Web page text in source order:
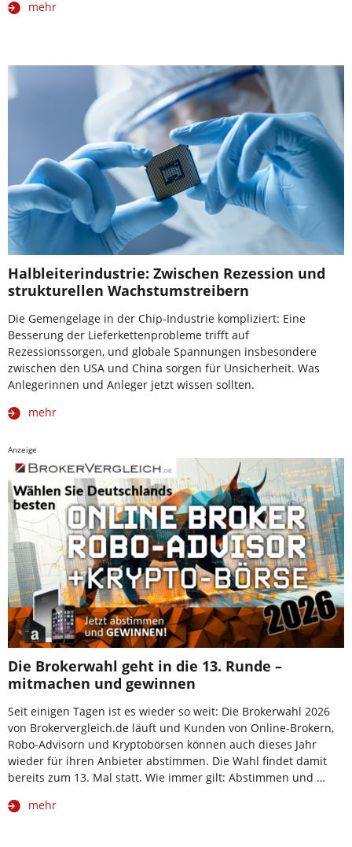
mehr
Halbleiterindustrie: Zwischen Rezession und
strukturellen Wachstumstreibern
Die Gemengelage in der Chip-Industrie kompliziert: Eine
Besserung der Lieferkettenprobleme trifft auf
Rezessionssorgen, und globale Spannungen insbesondere
zwischen den USA und China sorgen für Unsicherheit. Was
Anlegerinnen und Anleger jetzt wissen sollten.
mehr
Anzeige
Die Brokerwahl geht in die 13. Runde –
mitmachen und gewinnen
Seit einigen Tagen ist es wieder so weit: Die Brokerwahl 2026
von Brokervergleich.de läuft und Kunden von Online-Brokern,
Robo-Advisorn und Kryptobörsen können auch dieses Jahr
wieder für ihren Anbieter abstimmen. Die Wahl findet damit
bereits zum 13. Mal statt. Wie immer gilt: Abstimmen und …
mehr